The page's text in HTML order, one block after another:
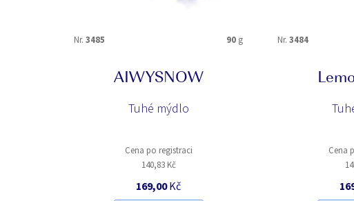
Nr. 3485 90 g
AIWYSNOW
Tuhé mýdlo
Cena po registraci
140,83 Kč
169,00Kč
Nr. 3484
Cena